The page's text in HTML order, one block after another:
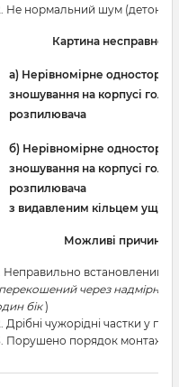
Не нормальний шум
Картина несправності
a) Нерівномірне
зношування на корпусі голки
розпилювача
б) Нерівномірне
зношування на корпусі голки
розпилювача
з видавленим кільцем
Можливі причини
Неправильно встановлений
через надмірне
бік)
Дрібні чужорідні частки у
Порушено порядок монтажу